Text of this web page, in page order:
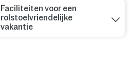
Faciliteiten voor een
rolstoelvriendelijke
vakantie